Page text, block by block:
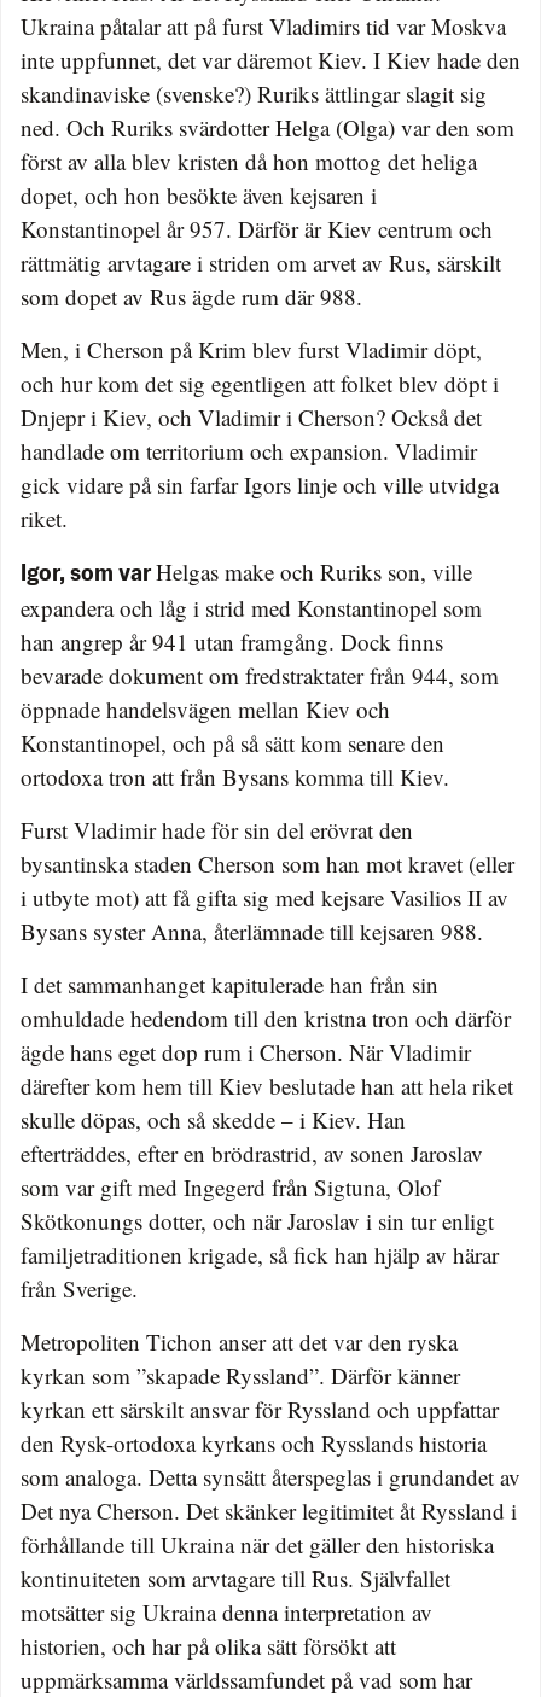
Ukraina påtalar att på furst Vladimirs tid var Moskva
inte uppfunnet, det var däremot Kiev. I Kiev hade den
skandinaviske (svenske?) Ruriks ättlingar slagit sig
ned. Och Ruriks svärdotter Helga (Olga) var den som
först av alla blev kristen då hon mottog det heliga
dopet, och hon besökte även kejsaren i
Konstantinopel år 957. Därför är Kiev centrum och
rättmätig arvtagare i striden om arvet av Rus, särskilt
som dopet av Rus ägde rum där 988.
Men, i Cherson på Krim blev furst Vladimir döpt,
och hur kom det sig egentligen att folket blev döpt i
Dnjepr i Kiev, och Vladimir i Cherson? Också det
handlade om territorium och expansion. Vladimir
gick vidare på sin farfar Igors linje och ville utvidga
riket.
Igor, som var Helgas make och Ruriks son, ville
expandera och låg i strid med Konstantinopel som
han angrep år 941 utan framgång. Dock finns
bevarade dokument om fredstraktater från 944, som
öppnade handelsvägen mellan Kiev och
Konstantinopel, och på så sätt kom senare den
ortodoxa tron att från Bysans komma till Kiev.
Furst Vladimir hade för sin del erövrat den
bysantinska staden Cherson som han mot kravet (eller
i utbyte mot) att få gifta sig med kejsare Vasilios II av
Bysans syster Anna, återlämnade till kejsaren 988.
I det sammanhanget kapitulerade han från sin
omhuldade hedendom till den kristna tron och därför
ägde hans eget dop rum i Cherson. När Vladimir
därefter kom hem till Kiev beslutade han att hela riket
skulle döpas, och så skedde – i Kiev. Han
efterträddes, efter en brödrastrid, av sonen Jaroslav
som var gift med Ingegerd från Sigtuna, Olof
Skötkonungs dotter, och när Jaroslav i sin tur enligt
familjetraditionen krigade, så fick han hjälp av härar
från Sverige.
Metropoliten Tichon anser att det var den ryska
kyrkan som ”skapade Ryssland”. Därför känner
kyrkan ett särskilt ansvar för Ryssland och uppfattar
den Rysk-ortodoxa kyrkans och Rysslands historia
som analoga. Detta synsätt återspeglas i grundandet av
Det nya Cherson. Det skänker legitimitet åt Ryssland i
förhållande till Ukraina när det gäller den historiska
kontinuiteten som arvtagare till Rus. Självfallet
motsätter sig Ukraina denna interpretation av
historien, och har på olika sätt försökt att
uppmärksamma världssamfundet på vad som har